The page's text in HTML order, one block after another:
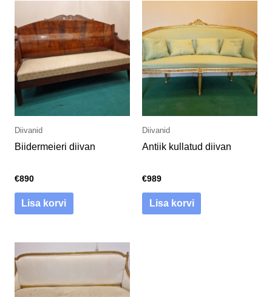
Diivanid
Biidermeieri diivan
€890
Lisa korvi
Diivanid
Antiik kullatud diivan
€989
Lisa korvi